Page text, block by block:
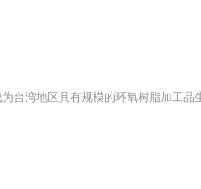
台湾地区具有规模的环氧树脂加工品